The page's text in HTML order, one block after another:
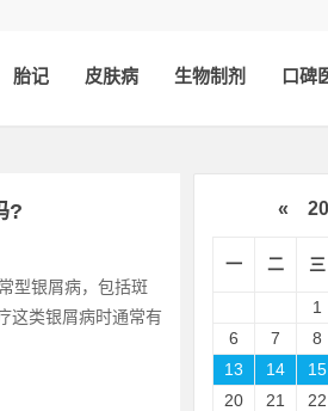
胎记 皮肤病 生物制剂 口碑
?
型银屑病，包括斑
这类银屑病时通常有
«
一 二 三
1
6
7 8
13
14 15
20
21 22